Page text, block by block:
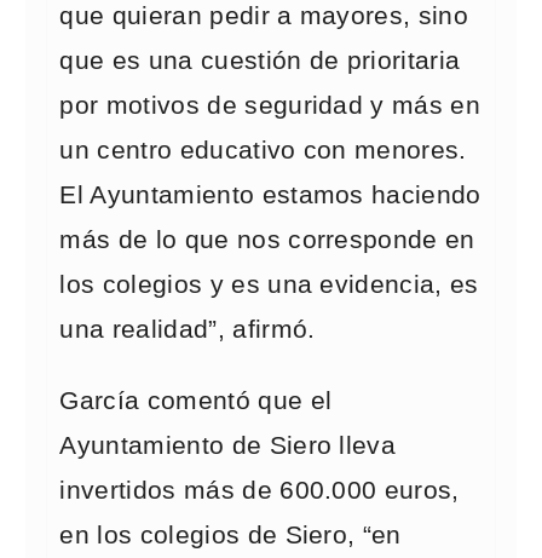
que quieran pedir a mayores, sino
que es una cuestión de prioritaria
por motivos de seguridad y más en
un centro educativo con menores.
El Ayuntamiento estamos haciendo
más de lo que nos corresponde en
los colegios y es una evidencia, es
una realidad”, afirmó.
García comentó que el
Ayuntamiento de Siero lleva
invertidos más de 600.000 euros,
en los colegios de Siero, “en